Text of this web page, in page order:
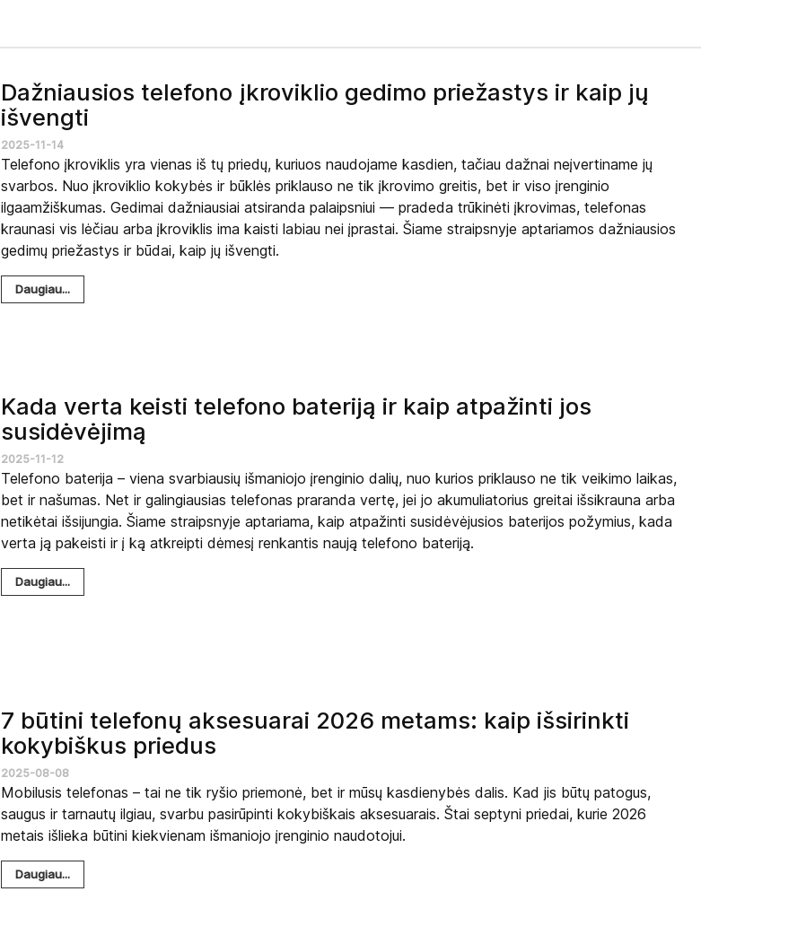
Dažniausios telefono įkroviklio gedimo priežastys ir kaip jų
išvengti
2025-11-14
Telefono įkroviklis yra vienas iš tų priedų, kuriuos naudojame kasdien, tačiau dažnai neįvertiname jų
svarbos. Nuo įkroviklio kokybės ir būklės priklauso ne tik įkrovimo greitis, bet ir viso įrenginio
ilgaamžiškumas. Gedimai dažniausiai atsiranda palaipsniui — pradeda trūkinėti įkrovimas, telefonas
kraunasi vis lėčiau arba įkroviklis ima kaisti labiau nei įprastai. Šiame straipsnyje aptariamos dažniausios
gedimų priežastys ir būdai, kaip jų išvengti.
Daugiau...
Kada verta keisti telefono bateriją ir kaip atpažinti jos
susidėvėjimą
2025-11-12
Telefono baterija – viena svarbiausių išmaniojo įrenginio dalių, nuo kurios priklauso ne tik veikimo laikas,
bet ir našumas. Net ir galingiausias telefonas praranda vertę, jei jo akumuliatorius greitai išsikrauna arba
netikėtai išsijungia. Šiame straipsnyje aptariama, kaip atpažinti susidėvėjusios baterijos požymius, kada
verta ją pakeisti ir į ką atkreipti dėmesį renkantis naują telefono bateriją.
Daugiau...
7 būtini telefonų aksesuarai 2026 metams: kaip išsirinkti
kokybiškus priedus
2025-08-08
Mobilusis telefonas – tai ne tik ryšio priemonė, bet ir mūsų kasdienybės dalis. Kad jis būtų patogus,
saugus ir tarnautų ilgiau, svarbu pasirūpinti kokybiškais aksesuarais. Štai septyni priedai, kurie 2026
metais išlieka būtini kiekvienam išmaniojo įrenginio naudotojui.
Daugiau...